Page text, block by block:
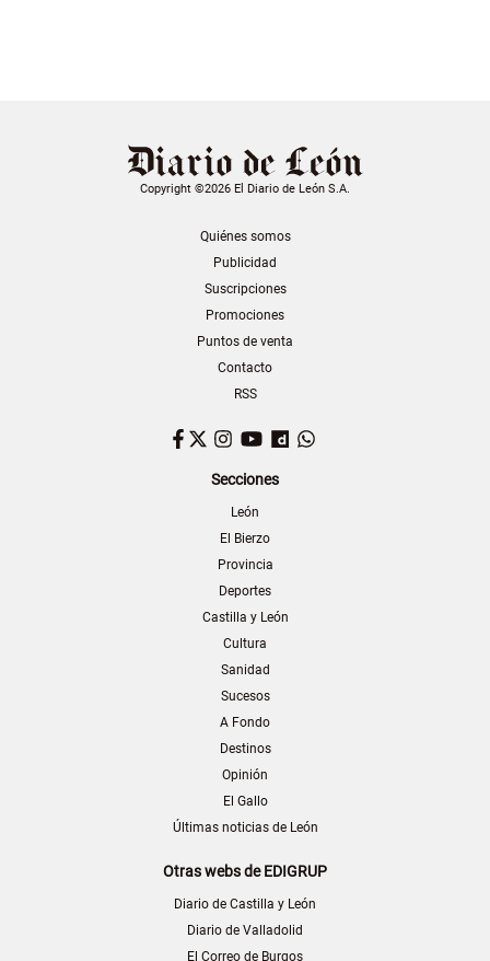
Copyright ©2026 El Diario de León S.A.
Quiénes somos
Publicidad
Suscripciones
Promociones
Puntos de venta
Contacto
RSS
Facebook
TwitterInstagram
YouTubeDailymotion
Secciones
León
El Bierzo
Provincia
Deportes
Castilla y León
Cultura
Sanidad
Sucesos
A Fondo
Destinos
Opinión
El Gallo
Últimas noticias de León
Otras webs de EDIGRUP
Diario de Castilla y León
Diario de Valladolid
El Correo de Burgos